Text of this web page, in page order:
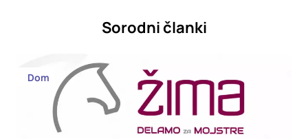
Sorodni članki
Dom